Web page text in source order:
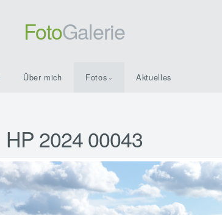
FotoGalerie
Über mich Fotos Aktuelles
HP 2024 00043